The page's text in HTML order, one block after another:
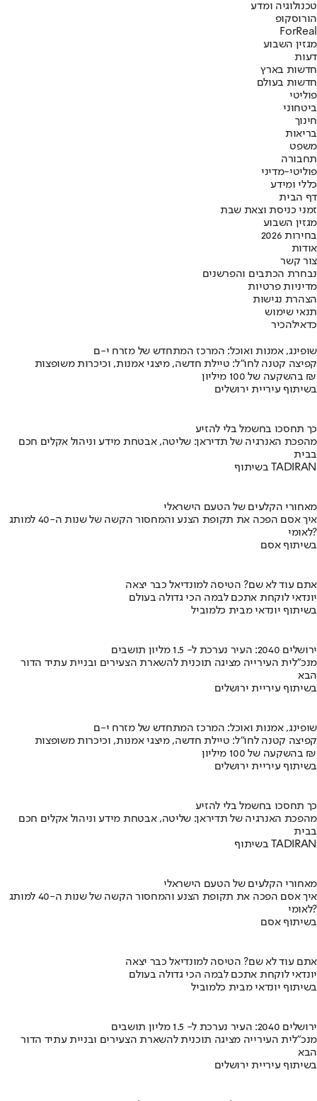
טכנולוגיה ומדע
הורוסקופ
ForReal
מגזין השבוע
דעות
חדשות בארץ
חדשות בעולם
פוליטי
ביטחוני
חינוך
בריאות
משפט
תחבורה
פוליטי-מדיני
כללי ומידע
דף הבית
זמני כניסת וצאת שבת
מגזין השבוע
בחירות 2026
אודות
צור קשר
נבחרת הכתבים והפרשנים
מדיניות פרטיות
הצהרת נגישות
תנאי שימוש
כדאילהכיר
שופינג, אמנות ואוכל: המרכז המתחדש של מזרח י-ם
קפיצה קטנה לחו"ל: טיילת חדשה, מיצגי אמנות, וכיכרות משופצות
בהשקעה של 100 מיליון ₪
בשיתוף עיריית ירושלים
כך תחסכו בחשמל בלי להזיע
מהפכת האנרגיה של תדיראן: שליטה, אבטחת מידע וניהול אקלים חכם
בבית
בשיתוף TADIRAN
מאחורי הקלעים של הטעם הישראלי
איך אסם הפכה את תקופת הצנע והמחסור הקשה של שנות ה-40 למותג
לאומי?
בשיתוף אסם
אתם עוד לא שם? הטיסה למונדיאל כבר יצאה
יונדאי לוקחת אתכם לבמה הכי גדולה בעולם
בשיתוף יונדאי מבית כלמוביל
ירושלים 2040: העיר נערכת ל- 1.5 מליון תושבים
מנכ"לית העירייה מציגה תוכנית להשארת הצעירים ובניית עתיד הדור
הבא
בשיתוף עיריית ירושלים
שופינג, אמנות ואוכל: המרכז המתחדש של מזרח י-ם
קפיצה קטנה לחו"ל: טיילת חדשה, מיצגי אמנות, וכיכרות משופצות
בהשקעה של 100 מיליון ₪
בשיתוף עיריית ירושלים
כך תחסכו בחשמל בלי להזיע
מהפכת האנרגיה של תדיראן: שליטה, אבטחת מידע וניהול אקלים חכם
בבית
בשיתוף TADIRAN
מאחורי הקלעים של הטעם הישראלי
איך אסם הפכה את תקופת הצנע והמחסור הקשה של שנות ה-40 למותג
לאומי?
בשיתוף אסם
אתם עוד לא שם? הטיסה למונדיאל כבר יצאה
יונדאי לוקחת אתכם לבמה הכי גדולה בעולם
בשיתוף יונדאי מבית כלמוביל
ירושלים 2040: העיר נערכת ל- 1.5 מליון תושבים
מנכ"לית העירייה מציגה תוכנית להשארת הצעירים ובניית עתיד הדור
הבא
בשיתוף עיריית ירושלים